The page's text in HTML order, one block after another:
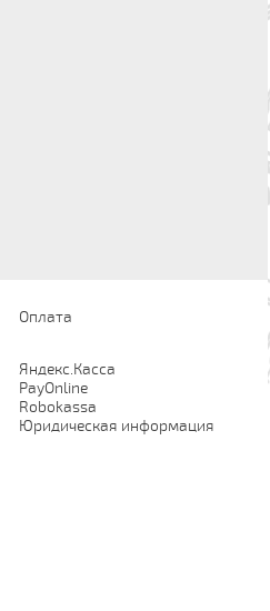
Оплата
Яндекс.Касса
PayOnline
Robokassa
Юридическая информация